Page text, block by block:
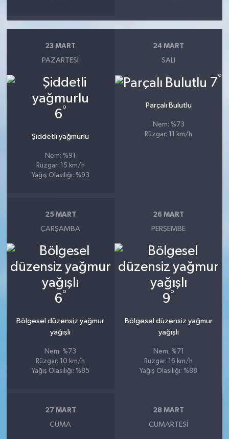
23 MART
PAZARTESI
6°
Şiddetli yağmurlu
Nem: %91
Rüzgar: 15 km/h
Yağış Olasılığı: %93
24 MART
SALI
7°
Parçalı Bulutlu
Nem: %73
Rüzgar: 11 km/h
25 MART
ÇARŞAMBA
6°
Bölgesel düzensiz yağmur
yağışlı
Nem: %73
Rüzgar: 10 km/h
Yağış Olasılığı: %85
26 MART
PERŞEMBE
9°
Bölgesel düzensiz yağmur
yağışlı
Nem: %71
Rüzgar: 16 km/h
Yağış Olasılığı: %88
27 MART
CUMA
28 MART
CUMARTESI